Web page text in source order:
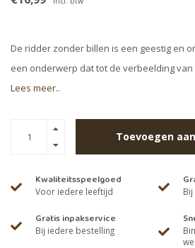
De ridder zonder billen is een geestig en
een onderwerp dat tot de verbeelding
Lees meer..
Toevoegen
Kwaliteitsspeelgoed
Voor iedere leeftijd
Gratis inpakservice
Bij iedere bestelling